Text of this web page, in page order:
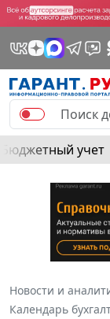
Бюджетный учет
Новости и
Календарь